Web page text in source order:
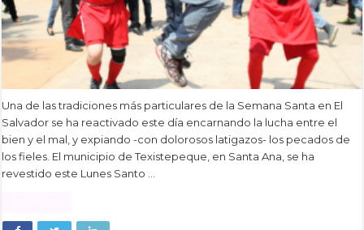
Una de las tradiciones más particulares de la Semana Santa en El
Salvador se ha reactivado este día encarnando la lucha entre el
bien y el mal, y expiando -con dolorosos latigazos- los pecados de
los fieles. El municipio de Texistepeque, en Santa Ana, se ha
revestido este Lunes Santo …